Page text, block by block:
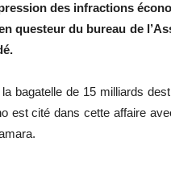
des infractions
questeur du bureau de
bagatelle de 15 milliards
est cité dans cette affaire